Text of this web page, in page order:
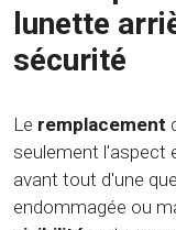
lunette
sécurité
Le remplacement
seulement l'aspect
avant tout d'une
endommagée ou